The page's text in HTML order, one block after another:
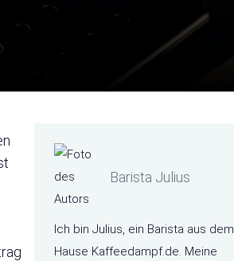
Barista Julius
Ich bin Julius, ein Barista aus dem
Hause Kaffeedampf.de. Meine